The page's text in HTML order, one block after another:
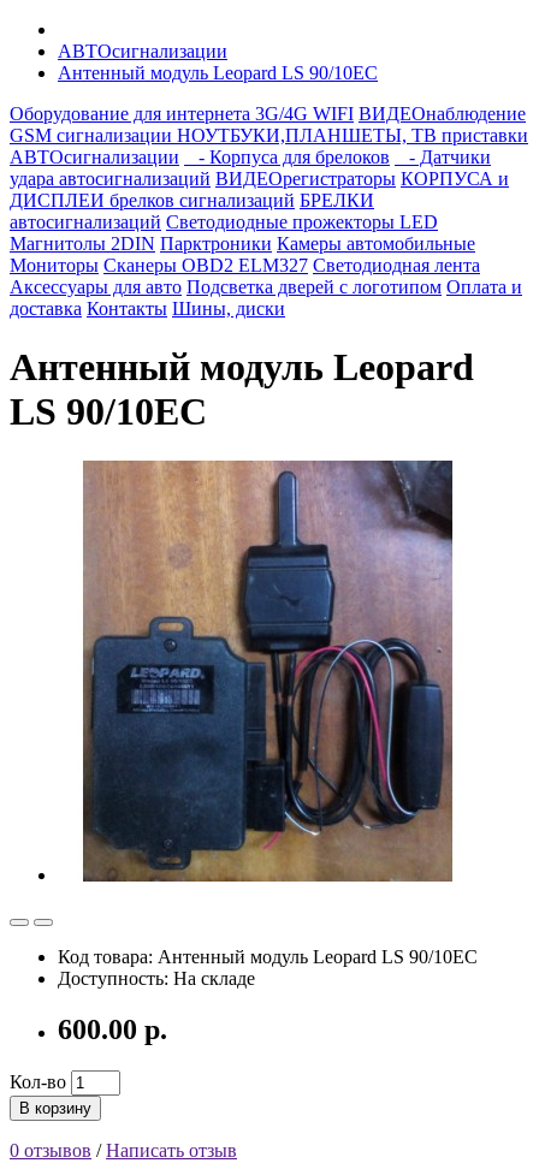
АВТОсигнализации
Антенный модуль Leopard LS 90/10EC
Оборудование для интернета 3G/4G WIFI ВИДЕОнаблюдение
GSM сигнализации НОУТБУКИ,ПЛАНШЕТЫ, ТВ приставки
АВТОсигнализации
- Корпуса для брелоков
- Датчики
удара автосигнализаций ВИДЕОрегистраторы КОРПУСА и
ДИСПЛЕИ брелков сигнализаций БРЕЛКИ
автосигнализаций Светодиодные прожекторы LED
Магнитолы 2DIN Парктроники Камеры автомобильные
Мониторы Сканеры OBD2 ELM327 Светодиодная лента
Аксессуары для авто Подсветка дверей с логотипом Оплата и
доставка Контакты Шины, диски
Антенный модуль Leopard
LS 90/10EC
Код товара: Антенный модуль Leopard LS 90/10EC
Доступность: На складе
600.00 р.
Кол-во
В корзину
0 отзывов /Написать отзыв